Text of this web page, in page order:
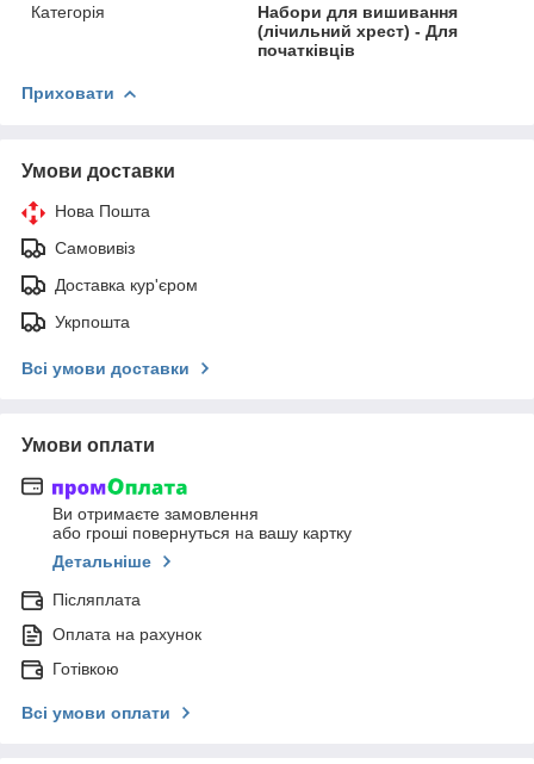
Категорія
Набори для вишивання
(лічильний хрест) - Для
початківців
Приховати
Умови доставки
Нова Пошта
Самовивіз
Доставка кур'єром
Укрпошта
Всі умови доставки
Умови оплати
Ви отримаєте замовлення
або гроші повернуться на вашу картку
Детальніше
Післяплата
Оплата на рахунок
Готівкою
Всі умови оплати